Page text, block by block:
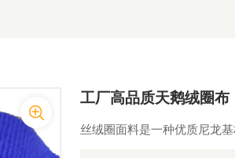
工厂高品质天鹅绒圈布
丝绒圈面料是一种优质尼龙